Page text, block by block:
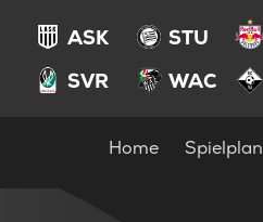
ASK STU
SVR
WAC
Home Spielplan